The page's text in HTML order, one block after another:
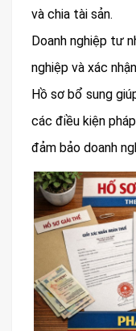
và chia tài sản.
Doanh nghiệp tư
nghiệp và xác
Hồ sơ bổ sung
các điều kiện
đảm bảo doanh